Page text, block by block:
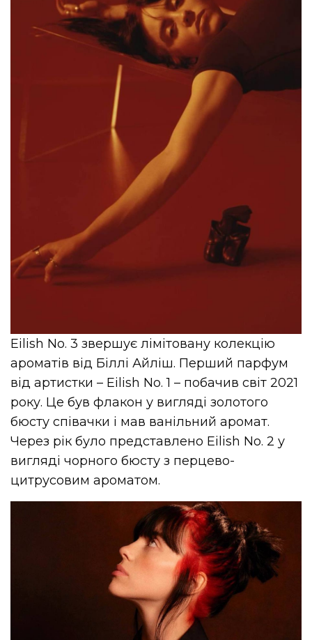
Eilish No. 3 звершує лімітовану колекцію
ароматів від Біллі Айліш. Перший парфум
від артистки – Eilish No. 1 – побачив світ 2021
року. Це був флакон у вигляді золотого
бюсту співачки і мав ванільний аромат.
Через рік було представлено Eilish No. 2 у
вигляді чорного бюсту з перцево-
цитрусовим ароматом.